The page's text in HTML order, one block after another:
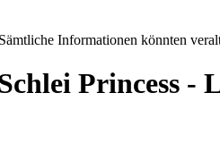
Informationen könnten
Princess